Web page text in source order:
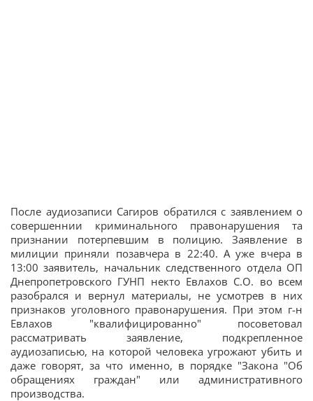
После аудиозаписи Сагиров обратился с заявлением о
совершеннии криминального правонарушения та
признании потерпевшим в полицию. Заявление в
милиции приняли позавчера в 22:40. А уже вчера в
13:00 заявитель, начальник следственного отдела ОП
Днепропетровского ГУНП некто Евлахов С.О. во всем
разобрался и вернул материалы, не усмотрев в них
признаков уголовного правонарушения. При этом г-н
Евлахов "квалифицированно" посоветовал
рассматривать заявление, подкрепленное
аудиозаписью, на которой человека угрожают убить и
даже говорят, за что именно, в порядке "Закона "Об
обращениях граждан" или административного
производства.